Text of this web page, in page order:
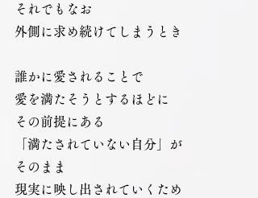
それでもなお
外側に求め続けてしまうとき
誰かに愛されることで
愛を満たそうとするほどに
その前提にある
「満たされていない自分」が
そのまま
現実に映し出されていくため